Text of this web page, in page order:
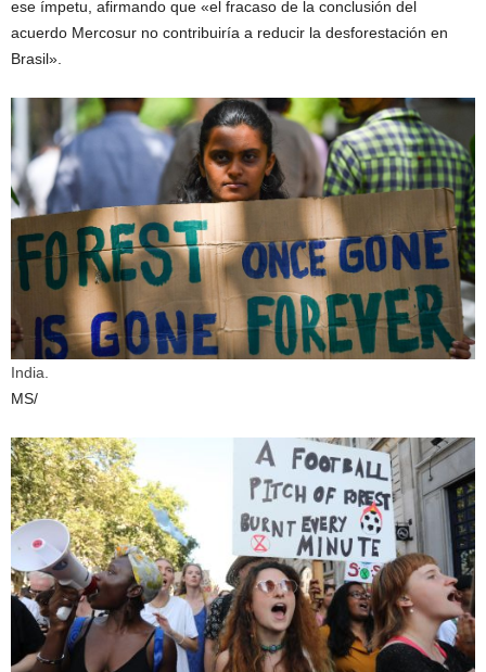
ese ímpetu, afirmando que «el fracaso de la conclusión del
acuerdo Mercosur no contribuiría a reducir la desforestación en
Brasil».
India.
MS/